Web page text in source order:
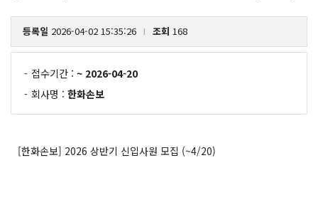
등록일 2026-04-02 15:35:26 조회 168
- 접수기간 : ~ 2026-04-20
- 회사명 : 한화손보
[한화손보] 2026 상반기 신입사원 모집 (~4/20)